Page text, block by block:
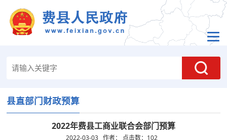
县直部门财政预算
2022年费县工商业联合会部门预算
2022-03-03 作者： 点击数： 102